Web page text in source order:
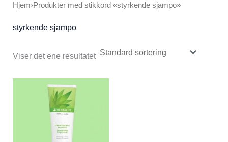
Hjem›Produkter med stikkord «styrkende sjampo»
styrkende sjampo
Viser det ene resultatet